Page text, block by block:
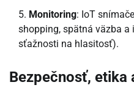
Monitoring: IoT
shopping, spätná väzba a
sťažnosti na hlasitosť).
Bezpečnosť, etika